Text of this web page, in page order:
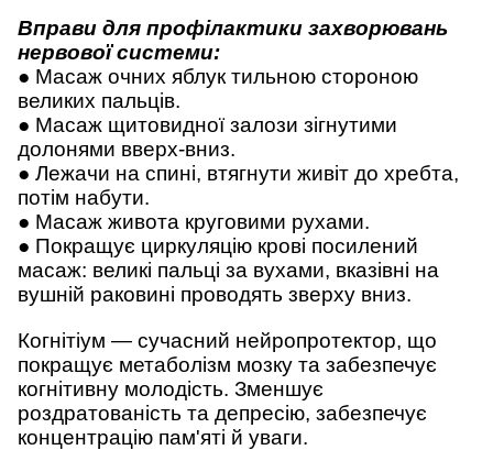
Вправи для профілактики захворювань
нервової системи:
● Масаж очних яблук тильною стороною
великих пальців.
● Масаж щитовидної залози зігнутими
долонями вверх-вниз.
● Лежачи на спині, втягнути живіт до хребта,
потім набути.
● Масаж живота круговими рухами.
● Покращує циркуляцію крові посилений
масаж: великі пальці за вухами, вказівні на
вушній раковині проводять зверху вниз.
Когнітіум — сучасний нейропротектор, що
покращує метаболізм мозку та забезпечує
когнітивну молодість. Зменшує
роздратованість та депресію, забезпечує
концентрацію пам'яті й уваги.